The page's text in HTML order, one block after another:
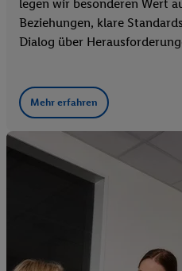
legen wir besonderen Wert
Beziehungen, klare
Dialog über
Mehr erfahren